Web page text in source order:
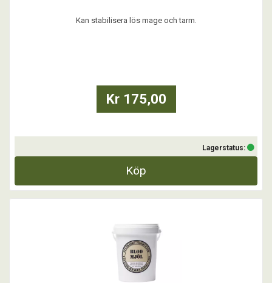
Kan stabilisera lös mage och tarm.
Kr 175,00
Lagerstatus:
Köp